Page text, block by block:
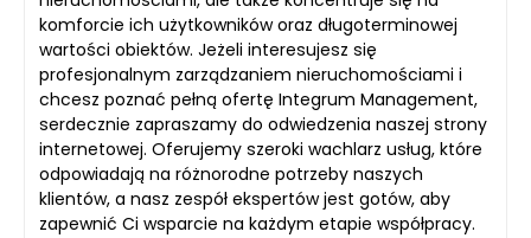
komforcie ich użytkowników oraz długoterminowej
wartości obiektów. Jeżeli interesujesz się
profesjonalnym zarządzaniem nieruchomościami i
chcesz poznać pełną ofertę Integrum Management,
serdecznie zapraszamy do odwiedzenia naszej strony
internetowej. Oferujemy szeroki wachlarz usług, które
odpowiadają na różnorodne potrzeby naszych
klientów, a nasz zespół ekspertów jest gotów, aby
zapewnić Ci wsparcie na każdym etapie współpracy.